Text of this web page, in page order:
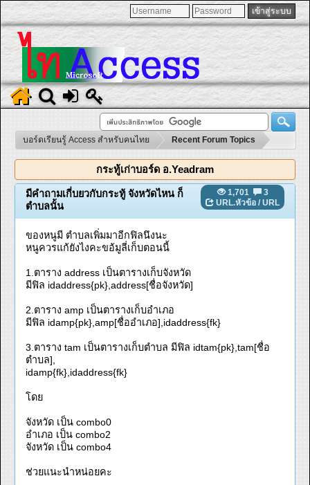
บอร์ดเรียนรู้ Access สำหรับคนไทย Recent Forum Topics
กระทู้เก่าบอร์ด อ.Yeadram
1,701
3
URL.หัวข้อ / URL
มีคำถามเกี่บยวกับกระทู้ จังหวัดไหน ก็
ตำบลนั้น
ของหนูมี ตำบลเพิ่มมาอีกฟิลนึงนะ
หนูควรแก้ยังไงคะขอ้มูลี่เก็บตอนนี้
1.ตาราง address เป็นตารางเก็บจังหวัด
มีฟิล idaddress{pk},address[ชื่อจังหวัด]
2.ตาราง amp เป็นตารางเก็บอำเภอ
มีฟิล idamp{pk},amp[ชื่ออำเภอ],idaddress{fk}
3.ตาราง tam เป็นตารางเก็บตำบล มีฟิล idtam{pk},tam[ชื่อ
ตำบล],
idamp{fk},idaddress{fk}
โดย
จังหวัด เป็น combo0
อำเภอ เป็น combo2
จังหวัด เป็น combo4
ช่วยแนะนำหน่อยคะ